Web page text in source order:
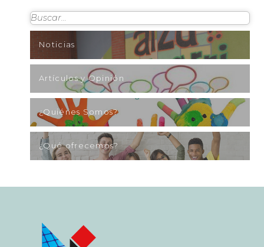
Noticias
Artículos y Opinión
¿Quiénes Somos?
¿Qué ofrecemos?